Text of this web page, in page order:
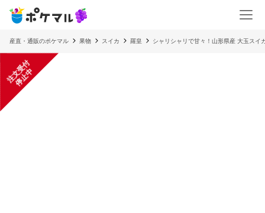
産直・通販のポケマル 果物 スイカ 羅皇 シャリシャリで甘々！山形県産 大玉スイ
注
文
受
付
停
止
中